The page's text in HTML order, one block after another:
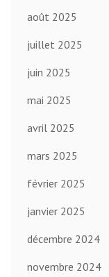
août 2025
juillet 2025
juin 2025
mai 2025
avril 2025
mars 2025
février 2025
janvier 2025
décembre 2024
novembre 2024